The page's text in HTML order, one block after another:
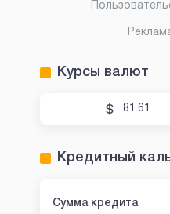
Курсы валют
81.61
Кредитный
Сумма кредита